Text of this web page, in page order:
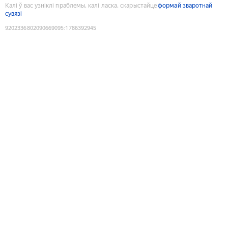
Калі ў вас узніклі праблемы, калі ласка, скарыстайцеформай зваротнай
сувязі
9202336802090669095:1786392945